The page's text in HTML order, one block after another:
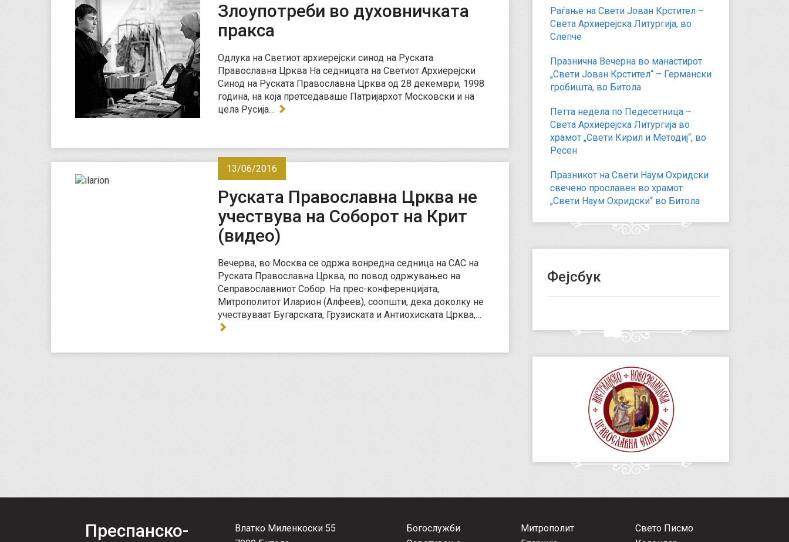
Злоупотреби во духовничката
пракса
Одлука на Светиот архиерејски синод на Руската
Православна Црква На седницата на Светиот Архиерејски
Синод на Руската Православна Црква од 28 декември, 1998
година, на која претседаваше Патријархот Московски и на
цела Русија…
13/06/2016
Руската Православна Црква не
учествува на Соборот на Крит
(видео)
Вечерва, во Москва се одржа вонредна седница на САС на
Руската Православна Црква, по повод одржувањео на
Сеправославниот Собор. На прес-конференцијата,
Митрополитот Иларион (Алфеев), соопшти, дека доколку не
учествуваат Бугарската, Грузиската и Антиохиската Црква,…
Раѓање на Свети Јован Крстител –
Света Архиерејска Литургија, во
Слепче
Празнична Вечерна во манастирот
„Свети Јован Крстител“ – Германски
гробишта, во Битола
Петта недела по Педесетница –
Света Архиерејска Литургија во
храмот „Свети Кирил и Методиј“, во
Ресен
Празникот на Свети Наум Охридски
свечено прославен во храмот
„Свети Наум Охридски“ во Битола
Фејсбук
Преспанско-
Влатко Миленкоски 55
Богослужби
Митрополит
Свето Писмо